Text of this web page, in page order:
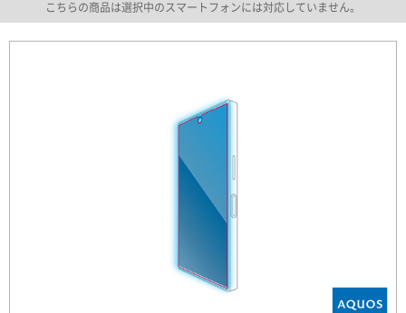
こちらの商品は選択中のスマートフォンには対応していません。